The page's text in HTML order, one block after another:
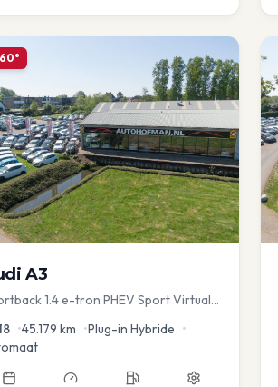
A3
1.4 e-tron PHEV Sport Virtual
•45.179 km •Plug-in Hybride •